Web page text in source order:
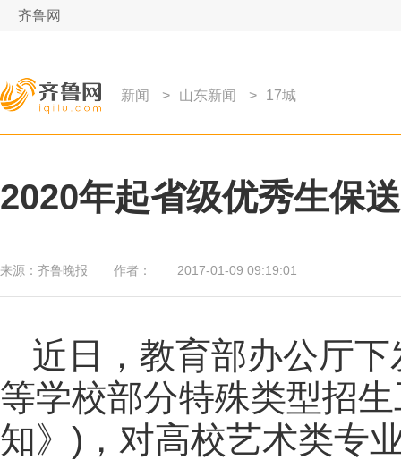
齐鲁网
新闻 > 山东新闻 > 17城
2020年起省级优秀生保
来源： 齐鲁晚报 作者： 2017-01-09 09:19:01
近日，教育部办公厅
等学校部分特殊类型招
知》)，对高校艺术类专